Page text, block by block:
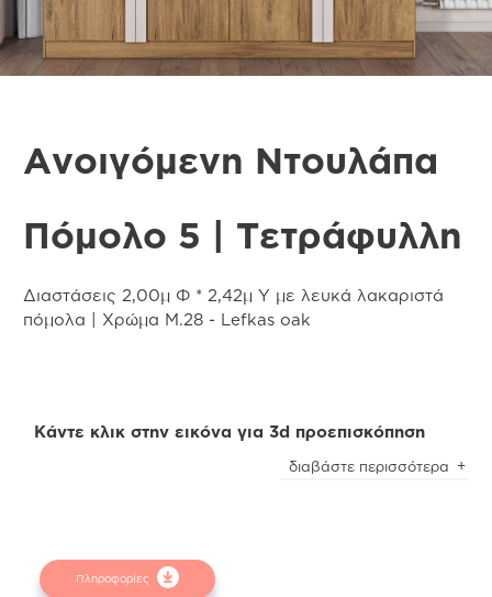
Ανοιγόμενη Ντουλάπα
Πόμολο 5 | Τετράφυλλη
Διαστάσεις 2,00μ Φ * 2,42μ Υ με λευκά λακαριστά
πόμολα | Χρώμα Μ.28 - Lefkas oak
Κάντε κλικ στην εικόνα για 3d προεπισκόπηση
! Ενδέχεται να υπάρχει μικρή χρωματική
δειγματολόγια στα φυσικά καταστήματα.
διαβάστε περισσότερα
Πληροφορίες